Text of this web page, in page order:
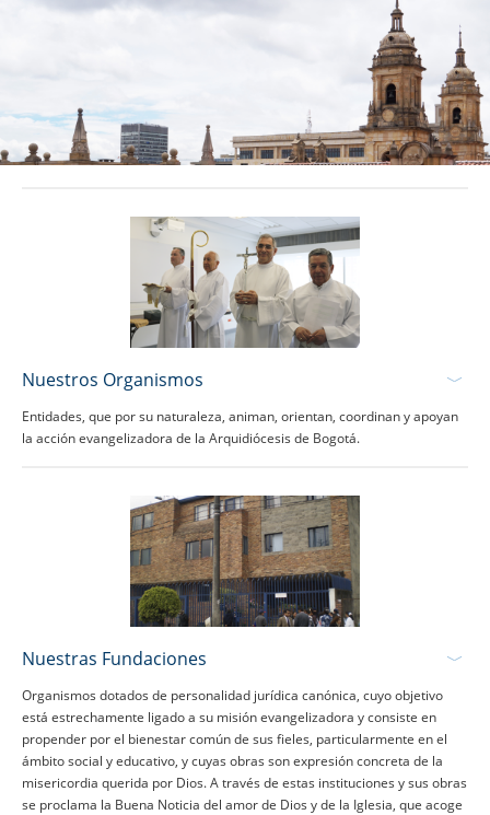
Nuestros Organismos
Entidades, que por su naturaleza, animan, orientan, coordinan y apoyan
la acción evangelizadora de la Arquidiócesis de Bogotá.
Nuestras Fundaciones
Organismos dotados de personalidad jurídica canónica, cuyo objetivo
está estrechamente ligado a su misión evangelizadora y consiste en
propender por el bienestar común de sus fieles, particularmente en el
ámbito social y educativo, y cuyas obras son expresión concreta de la
misericordia querida por Dios. A través de estas instituciones y sus obras
se proclama la Buena Noticia del amor de Dios y de la Iglesia, que acoge